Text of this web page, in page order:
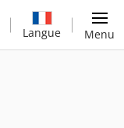
Langue Menu